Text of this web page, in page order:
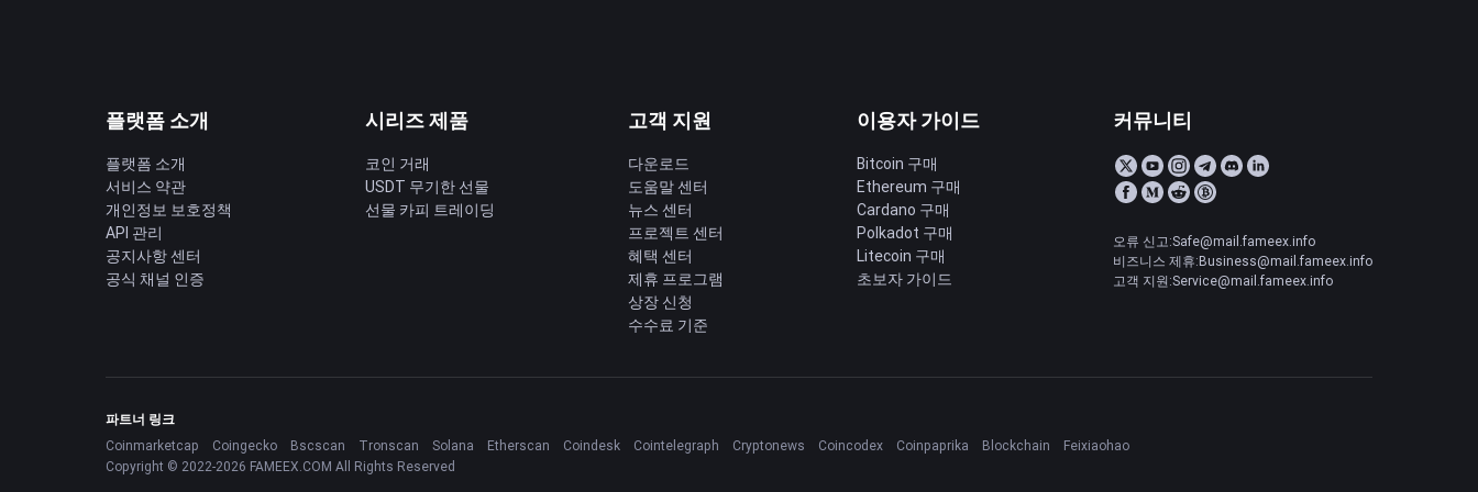
플랫폼 소개
플랫폼 소개
서비스 약관
개인정보 보호정책
API 관리
공지사항 센터
공식 채널 인증
시리즈 제품
코인 거래
USDT 무기한 선물
선물 카피 트레이딩
고객 지원
다운로드
도움말 센터
뉴스 센터
프로젝트 센터
혜택 센터
제휴 프로그램
상장 신청
수수료 기준
이용자 가이드
Bitcoin 구매
Ethereum 구매
Cardano 구매
Polkadot 구매
Litecoin 구매
초보자 가이드
커뮤니티
오류 신고:Safe@mail.fameex.info
비즈니스 제휴:Business@mail.fameex.info
고객 지원:Service@mail.fameex.info
파트너 링크
Coinmarketcap
Coingecko Bscscan Tronscan Solana Etherscan Coindesk Cointelegraph Cryptonews Coincodex Coinpaprika Blockchain
Feixiaohao
Copyright © 2022-2026 FAMEEX.COM All Rights Reserved